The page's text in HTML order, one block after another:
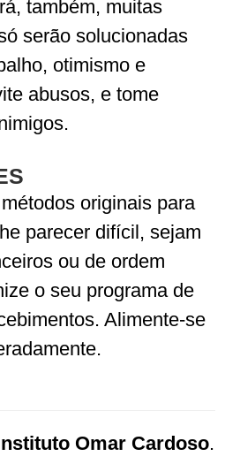
também, muitas
serão solucionadas
otimismo e
abusos, e tome
originais para
parecer difícil, sejam
ou de ordem
o seu programa de
Alimente-se
Omar Cardoso.